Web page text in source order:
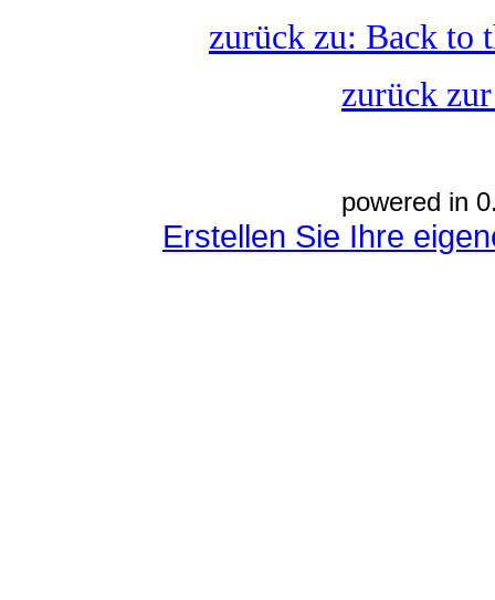
zurück zu: Back to
zurück
powered in
Erstellen Sie Ihre